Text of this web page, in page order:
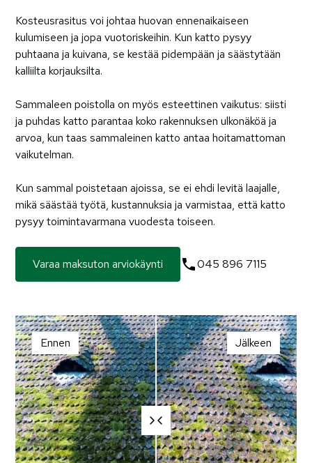
Kosteusrasitus voi johtaa huovan ennenaikaiseen
kulumiseen ja jopa vuotoriskeihin. Kun katto pysyy
puhtaana ja kuivana, se kestää pidempään ja säästytään
kalliilta korjauksilta.
Sammaleen poistolla on myös esteettinen vaikutus: siisti
ja puhdas katto parantaa koko rakennuksen ulkonäköä ja
arvoa, kun taas sammaleinen katto antaa hoitamattoman
vaikutelman.
Kun sammal poistetaan ajoissa, se ei ehdi levitä laajalle,
mikä säästää työtä, kustannuksia ja varmistaa, että katto
pysyy toimintavarmana vuodesta toiseen.
Varaa maksuton arviokäynti 045 896 7115
Ennen Jälkeen